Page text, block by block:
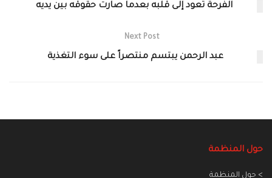
الفرحة تعود إلى قلبه بعدما صارت حقوقه بين يديه
Next Post
عبد الرحمن يبتسم منتصراً على سوء التغذية
حول المنظمة
> حول المنظمة